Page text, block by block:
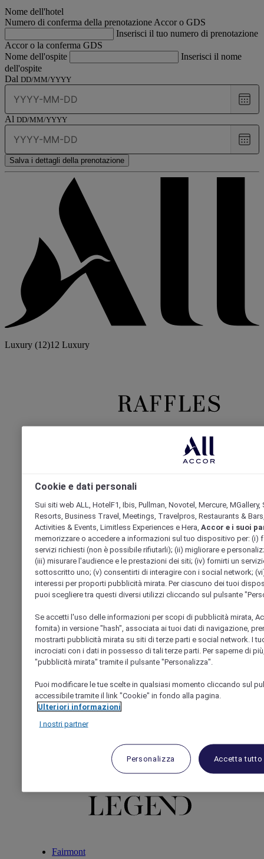
Nome dell'hotel
Numero di conferma della prenotazione Accor o GDS
Inserisci il tuo numero di prenotazione
Accor o la conferma GDS
Nome dell'ospite
Inserisci il nome
dell'ospite
Dal DD/MM/YYYY
date
Al DD/MM/YYYY
date
Salva i dettagli della prenotazione
Luxury (12)12 Luxury
Sofitel
Banyan tree
Fairmont
Cookie e dati personali
Sui siti web ALL, HotelF1, Ibis, Pullman, Novotel, Mercure,
Resorts, Business Travel, Meetings, Travelpros, Restaurants &
Activities & Events, Limitless Experiences e Hera, Accor e i suoi
memorizzare o accedere a informazioni sul tuo dispositivo per: (i)
servizi richiesti (non è possibile rifiutarli); (ii) migliorare e
(iii) misurare l'audience e le prestazioni dei siti; (iv) fornirti un
sottoscritto uno; (v) consentirti di interagire con i social network;
interessi per proporti pubblicità mirata. Per ciascuno dei tuoi
puoi scegliere tra questi diversi utilizzi cliccando sul pulsante
Se accetti l'uso delle informazioni per scopi di pubblicità mirata,
fornita) in versione "hash", associata ai tuoi dati di navigazione,
mostrarti pubblicità mirata su siti di terze parti e social network. I
incrociati con i dati in possesso di tali terze parti. Per saperne di
"pubblicità mirata" tramite il pulsante "Personalizza".
Puoi modificare le tue scelte in qualsiasi momento cliccando sul
accessibile tramite il link "Cookie" in fondo alla pagina.
Ulteriori informazioni
I nostri partner
Personalizza Accetta tutto